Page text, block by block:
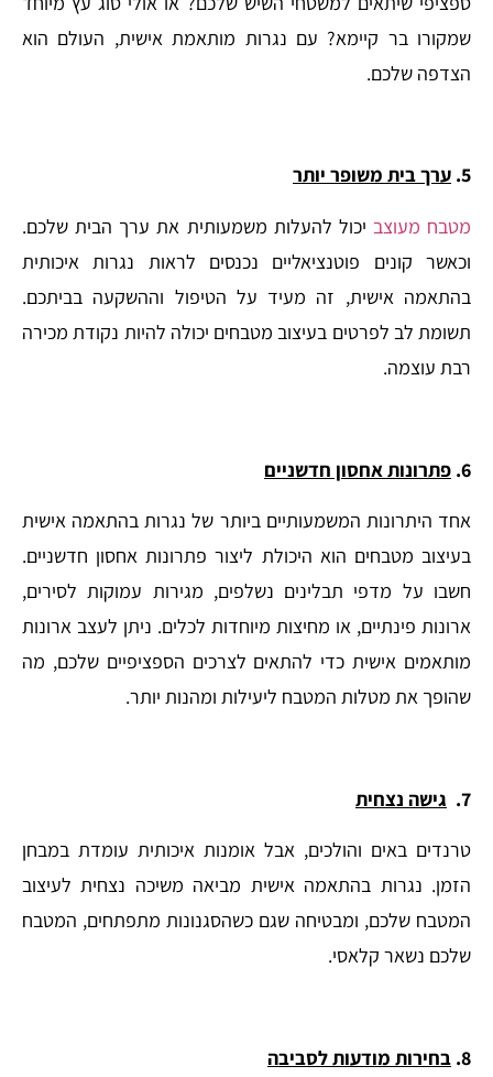
שמקורו בר קיימא? עם נגרות מותאמת אישית, העולם הוא
הצדפה שלכם.
5. ערך בית משופר יותר
מטבח מעוצב יכול להעלות משמעותית את ערך הבית שלכם.
וכאשר קונים פוטנציאליים נכנסים לראות נגרות איכותית
בהתאמה אישית, זה מעיד על הטיפול וההשקעה בביתכם.
תשומת לב לפרטים בעיצוב מטבחים יכולה להיות נקודת מכירה
רבת עוצמה.
6. פתרונות אחסון חדשניים
אחד היתרונות המשמעותיים ביותר של נגרות בהתאמה אישית
בעיצוב מטבחים הוא היכולת ליצור פתרונות אחסון חדשניים.
חשבו על מדפי תבלינים נשלפים, מגירות עמוקות לסירים,
ארונות פינתיים, או מחיצות מיוחדות לכלים. ניתן לעצב ארונות
מותאמים אישית כדי להתאים לצרכים הספציפיים שלכם, מה
שהופך את מטלות המטבח ליעילות ומהנות יותר.
7. גישה נצחית
טרנדים באים והולכים, אבל אומנות איכותית עומדת במבחן
הזמן. נגרות בהתאמה אישית מביאה משיכה נצחית לעיצוב
המטבח שלכם, ומבטיחה שגם כשהסגנונות מתפתחים, המטבח
שלכם נשאר קלאסי.
8. בחירות מודעות לסביבה